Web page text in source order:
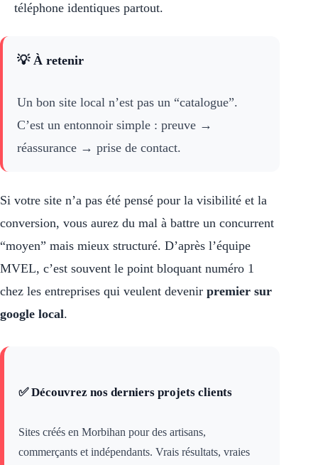
téléphone identiques partout.
💡 À retenir
Un bon site local n’est pas un “catalogue”.
C’est un entonnoir simple : preuve →
réassurance → prise de contact.
Si votre site n’a pas été pensé pour la visibilité et la
conversion, vous aurez du mal à battre un concurrent
“moyen” mais mieux structuré. D’après l’équipe
MVEL, c’est souvent le point bloquant numéro 1
chez les entreprises qui veulent devenir premier sur
google local.
✅ Découvrez nos derniers projets clients
Sites créés en Morbihan pour des artisans,
commerçants et indépendants. Vrais résultats, vraies